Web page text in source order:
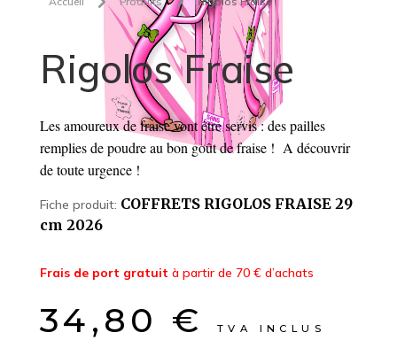
Rigolos Fraise
Les amoureux de fraise vont être servis : des pailles
remplies de poudre au bon goût de fraise ! A découvrir
de toute urgence !
Fiche produit: COFFRETS RIGOLOS FRAISE 29
cm 2026
Frais de port gratuit à partir de 70 € d’achats
34,80 € TVA INCLUS